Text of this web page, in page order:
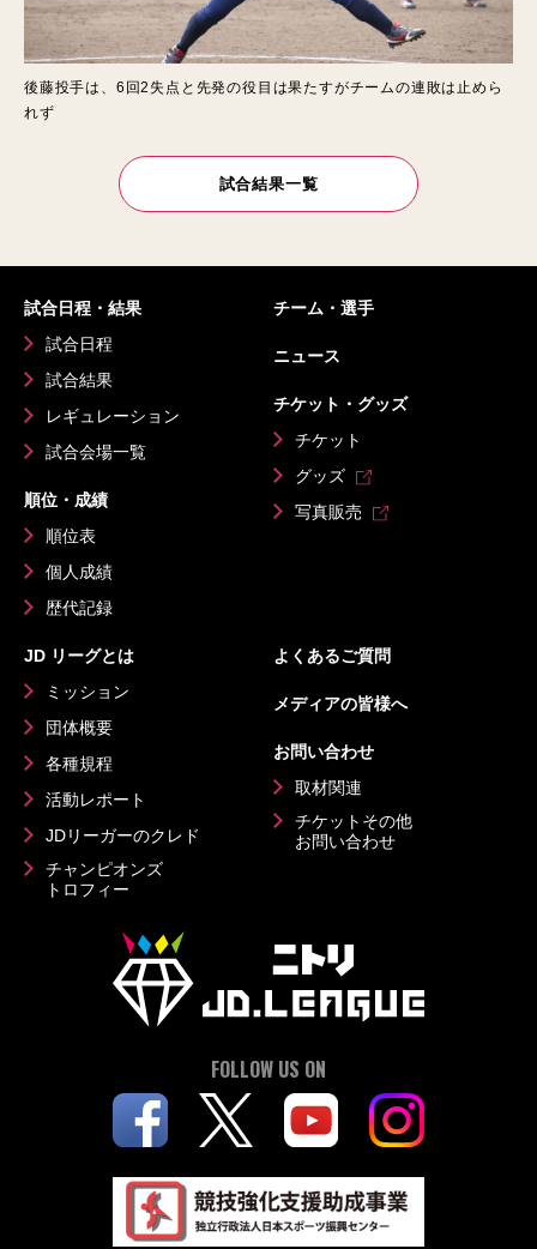
後藤投手は、6回2失点と先発の役目は果たすがチームの連敗は止めら
れず
試合結果一覧
試合日程・結果
試合日程
試合結果
レギュレーション
試合会場一覧
順位・成績
順位表
個人成績
歴代記録
チーム・選手
ニュース
チケット・グッズ
チケット
グッズ
写真販売
JD リーグとは
ミッション
団体概要
各種規程
活動レポート
JDリーガーのクレド
チャンピオンズ
トロフィー
よくあるご質問
メディアの皆様へ
お問い合わせ
取材関連
チケットその他
お問い合わせ
FOLLOW US ON